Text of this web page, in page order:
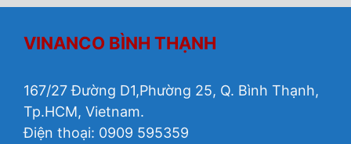
VINANCO BÌNH THẠNH
167/27 Đường D1,Phường 25, Q. Bình Thạnh,
Tp.HCM, Vietnam.
Điện thoại: 0909 595359